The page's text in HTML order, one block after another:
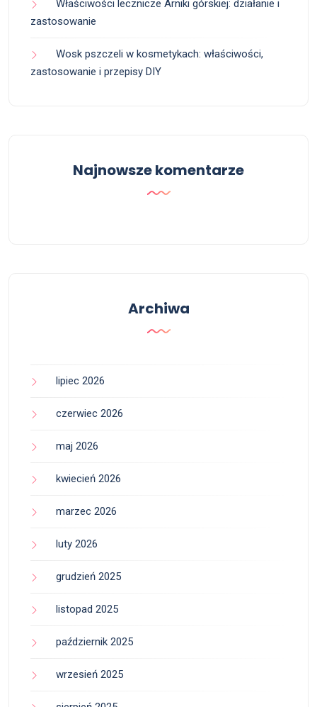
Właściwości lecznicze Arniki górskiej: działanie i
zastosowanie
Wosk pszczeli w kosmetykach: właściwości,
zastosowanie i przepisy DIY
Najnowsze komentarze
Archiwa
lipiec 2026
czerwiec 2026
maj 2026
kwiecień 2026
marzec 2026
luty 2026
grudzień 2025
listopad 2025
październik 2025
wrzesień 2025